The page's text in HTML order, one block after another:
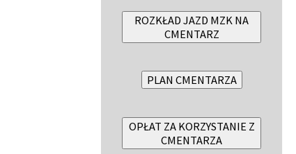
ROZKŁAD JAZD MZK NA
CMENTARZ
PLAN CMENTARZA
OPŁAT ZA KORZYSTANIE Z
CMENTARZA